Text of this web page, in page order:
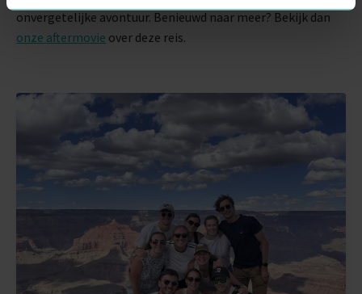
onvergetelijke avontuur. Benieuwd naar meer? Bekijk dan
onze aftermovie over deze reis.